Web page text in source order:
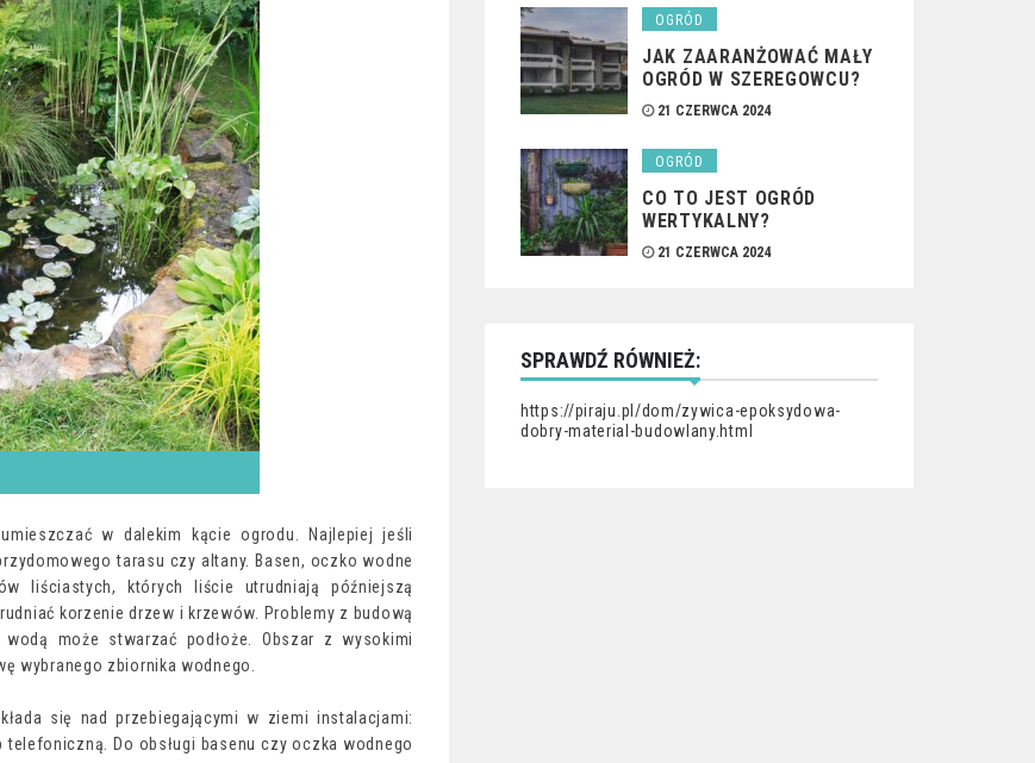
w dalekim kącie ogrodu. Najlepiej jeśli
tarasu czy altany. Basen, oczko wodne
liściastych, których liście utrudniają późniejszą
korzenie drzew i krzewów. Problemy z budową
może stwarzać podłoże. Obszar z wysokimi
wybranego zbiornika wodnego.
się nad przebiegającymi w ziemi instalacjami:
Do obsługi basenu czy oczka wodnego
OGRÓD
JAK ZAARANŻOWAĆ MAŁY
OGRÓD W SZEREGOWCU?
21 CZERWCA 2024
OGRÓD
CO TO JEST OGRÓD
WERTYKALNY?
21 CZERWCA 2024
SPRAWDŹ RÓWNIEŻ:
https://piraju.pl/dom/zywica-epoksydowa-
dobry-material-budowlany.html